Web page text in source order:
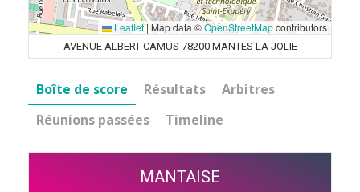
Leaflet |Map data ©OpenStreetMapcontributors
AVENUE ALBERT CAMUS 78200 MANTES LA JOLIE
Boîte de score Résultats
Arbitres
Réunions passées
Timeline
MANTAISE